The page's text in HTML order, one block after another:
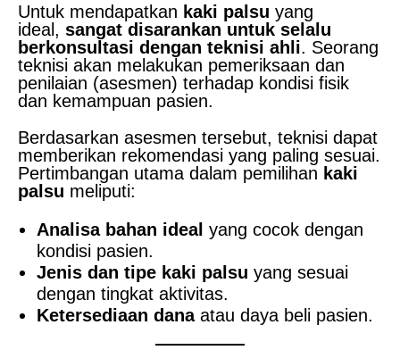
Untuk mendapatkan kaki palsu yang
ideal, sangat disarankan untuk selalu
berkonsultasi dengan teknisi ahli. Seorang
teknisi akan melakukan pemeriksaan dan
penilaian (asesmen) terhadap kondisi fisik
dan kemampuan pasien.
Berdasarkan asesmen tersebut, teknisi dapat
memberikan rekomendasi yang paling sesuai.
Pertimbangan utama dalam pemilihan kaki
palsu meliputi:
Analisa bahan ideal yang cocok dengan
kondisi pasien.
Jenis dan tipe kaki palsu yang sesuai
dengan tingkat aktivitas.
Ketersediaan danaatau daya beli pasien.